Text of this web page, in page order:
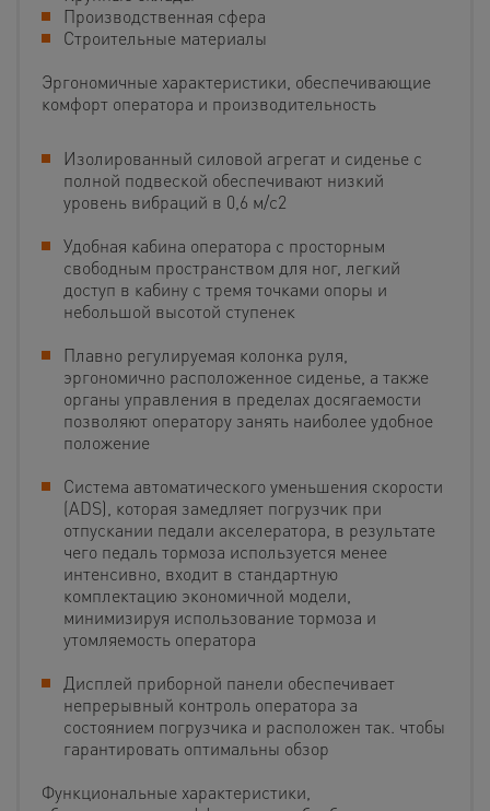
Производственная сфера
Строительные материалы
Эргономичные характеристики, обеспечивающие
комфорт оператора и производительность
Изолированный силовой агрегат и сиденье с
полной подвеской обеспечивают низкий
уровень вибраций в 0,6 м/с2
Удобная кабина оператора с просторным
свободным пространством для ног, легкий
доступ в кабину с тремя точками опоры и
небольшой высотой ступенек
Плавно регулируемая колонка руля,
эргономично расположенное сиденье, а также
органы управления в пределах досягаемости
позволяют оператору занять наиболее удобное
положение
Система автоматического уменьшения скорости
(ADS), которая замедляет погрузчик при
отпускании педали акселератора, в результате
чего педаль тормоза используется менее
интенсивно, входит в стандартную
комплектацию экономичной модели,
минимизируя использование тормоза и
утомляемость оператора
Дисплей приборной панели обеспечивает
непрерывный контроль оператора за
состоянием погрузчика и расположен так. чтобы
гарантировать оптимальны обзор
Функциональные характеристики,